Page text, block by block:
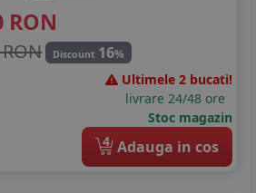
RON
Discount 16%
Ultimele 2 bucati!
livrare 24/48 ore
Stoc magazin
4 Adauga in cos